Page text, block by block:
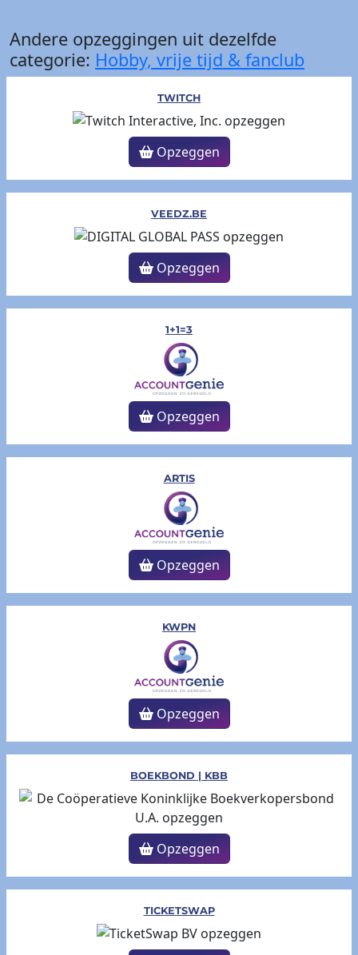
Andere opzeggingen uit dezelfde
categorie: Hobby, vrije tijd & fanclub
TWITCH
Opzeggen
VEEDZ.BE
Opzeggen
1+1=3
Opzeggen
ARTIS
Opzeggen
KWPN
Opzeggen
BOEKBOND | KBB
Opzeggen
TICKETSWAP